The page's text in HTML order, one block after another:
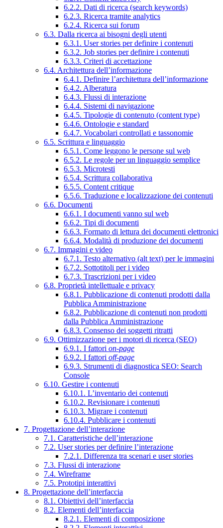
6.2.2. Dati di ricerca (search keywords)
6.2.3. Ricerca tramite analytics
6.2.4. Ricerca sui forum
6.3. Dalla ricerca ai bisogni degli utenti
6.3.1. User stories per definire i contenuti
6.3.2. Job stories per definire i contenuti
6.3.3. Criteri di accettazione
6.4. Architettura dell’informazione
6.4.1. Definire l’architettura dell’informazione
6.4.2. Alberatura
6.4.3. Flussi di interazione
6.4.4. Sistemi di navigazione
6.4.5. Tipologie di contenuto (content type)
6.4.6. Ontologie e standard
6.4.7. Vocabolari controllati e tassonomie
6.5. Scrittura e linguaggio
6.5.1. Come leggono le persone sul web
6.5.2. Le regole per un linguaggio semplice
6.5.3. Microtesti
6.5.4. Scrittura collaborativa
6.5.5. Content critique
6.5.6. Traduzione e localizzazione dei contenuti
6.6. Documenti
6.6.1. I documenti vanno sul web
6.6.2. Tipi di documenti
6.6.3. Formato di lettura dei documenti elettronici
6.6.4. Modalità di produzione dei documenti
6.7. Immagini e video
6.7.1. Testo alternativo (alt text) per le immagini
6.7.2. Sottotitoli per i video
6.7.3. Trascrizioni per i video
6.8. Proprietà intellettuale e privacy
6.8.1. Pubblicazione di contenuti prodotti dalla
Pubblica Amministrazione
6.8.2. Pubblicazione di contenuti non prodotti
dalla Pubblica Amministrazione
6.8.3. Consenso dei soggetti ritratti
6.9. Ottimizzazione per i motori di ricerca (SEO)
6.9.1. I fattori on-page
6.9.2. I fattori off-page
6.9.3. Strumenti di diagnostica SEO: Search
Console
6.10. Gestire i contenuti
6.10.1. L’inventario dei contenuti
6.10.2. Revisionare i contenuti
6.10.3. Migrare i contenuti
6.10.4. Pubblicare i contenuti
7. Progettazione dell’interazione
7.1. Caratteristiche dell’interazione
7.2. User stories per definire l’interazione
7.2.1. Differenza tra scenari e user stories
7.3. Flussi di interazione
7.4. Wireframe
7.5. Prototipi interattivi
8. Progettazione dell’interfaccia
8.1. Obiettivi dell’interfaccia
8.2. Elementi dell’interfaccia
8.2.1. Elementi di composizione